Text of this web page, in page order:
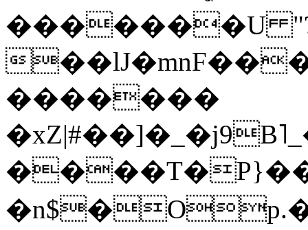
�������U
�������